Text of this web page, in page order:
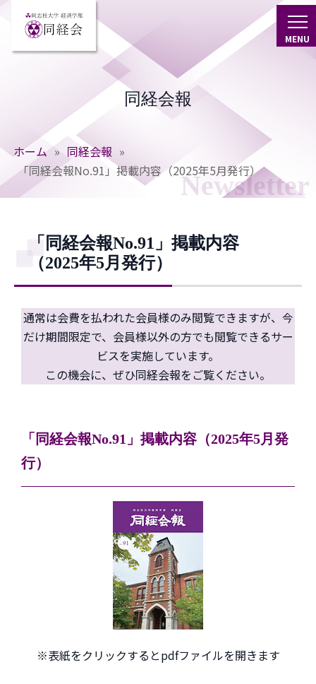
MENU
活動内容
会則等
イベント案内
イベント報告
東海支部
東京支部
しめた会
寄稿
同志社の歌
同経会報
ホーム » 同経会報 »
「同経会報No.91」掲載内容（2025年5月発行）
Newsletter
「同経会報No.91」掲載内容
（2025年5月発行）
通常は会費を払われた会員様のみ閲覧できますが、今
だけ期間限定で、会員様以外の方でも閲覧できるサー
ビスを実施しています。
この機会に、ぜひ同経会報をご覧ください。
「同経会報No.91」掲載内容（2025年5月発
行）
※表紙をクリックするとpdfファイルを開きます